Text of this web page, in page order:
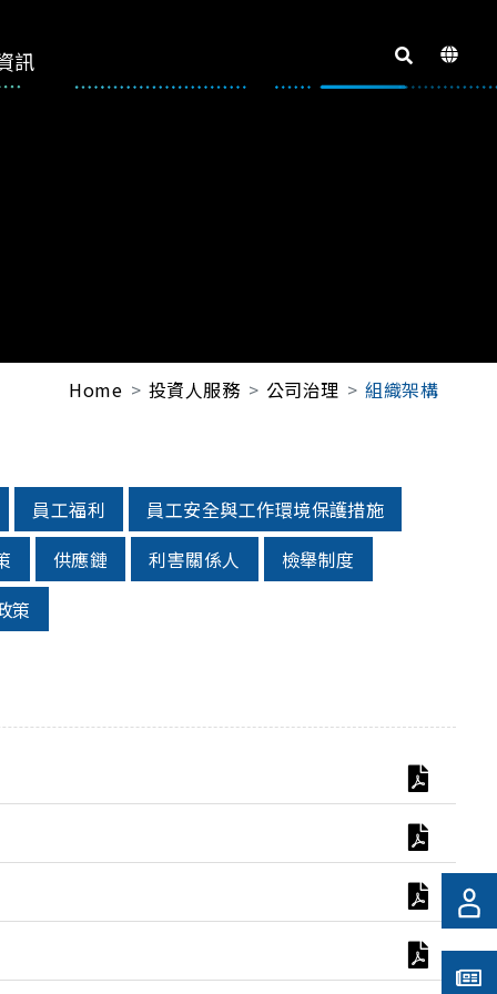
訊
Home 投資人服務 公司治理 組織架構
員工福利
員工安全與工作環境保護措施
供應鏈 利害關係人
檢舉制度
策